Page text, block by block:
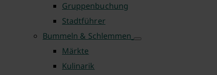
Gruppenbuchung
Stadtführer
Bummeln & Schlemmen
Märkte
Kulinarik